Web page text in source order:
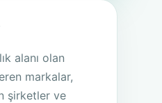
alanı olan
markalar,
şirketler ve